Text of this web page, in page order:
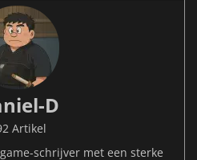
D
Artikel
schrijver met een sterke